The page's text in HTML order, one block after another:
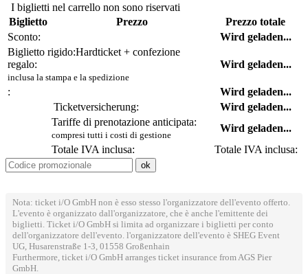
I biglietti nel carrello non sono riservati
Biglietto
Prezzo
Prezzo totale
Sconto:
Wird geladen...
Biglietto rigido:Hardticket + confezione
regalo:
inclusa la stampa e la spedizione
Wird geladen...
:
Wird geladen...
Ticketversicherung:
Wird geladen...
Tariffe di prenotazione anticipata:
compresi tutti i costi di gestione
Wird geladen...
Totale IVA inclusa:
Totale IVA inclusa:
Nota: ticket i/O GmbH non è esso stesso l'organizzatore dell'evento offerto.
L'evento è organizzato dall'organizzatore, che è anche l'emittente dei
biglietti. Ticket i/O GmbH si limita ad organizzare i biglietti per conto
dell'organizzatore dell'evento. l'organizzatore dell'evento è SHEG Event
UG, Husarenstraße 1-3, 01558 Großenhain
Furthermore, ticket i/O GmbH arranges ticket insurance from AGS Pier
GmbH.